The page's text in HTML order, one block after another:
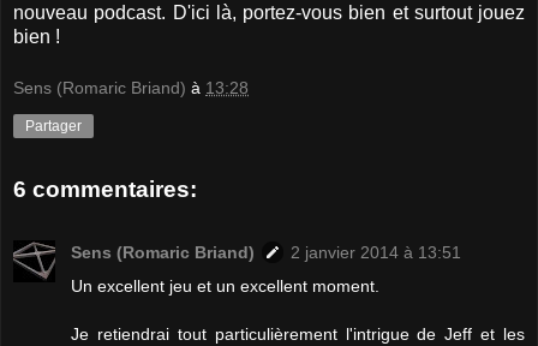
nouveau podcast. D'ici là, portez-vous bien et surtout jouez
bien !
Sens (Romaric Briand) à 13:28
Partager
6 commentaires:
Sens (Romaric Briand)
2 janvier 2014 à 13:51
Un excellent jeu et un excellent moment.
Je retiendrai tout particulièrement l'intrigue de Jeff et les